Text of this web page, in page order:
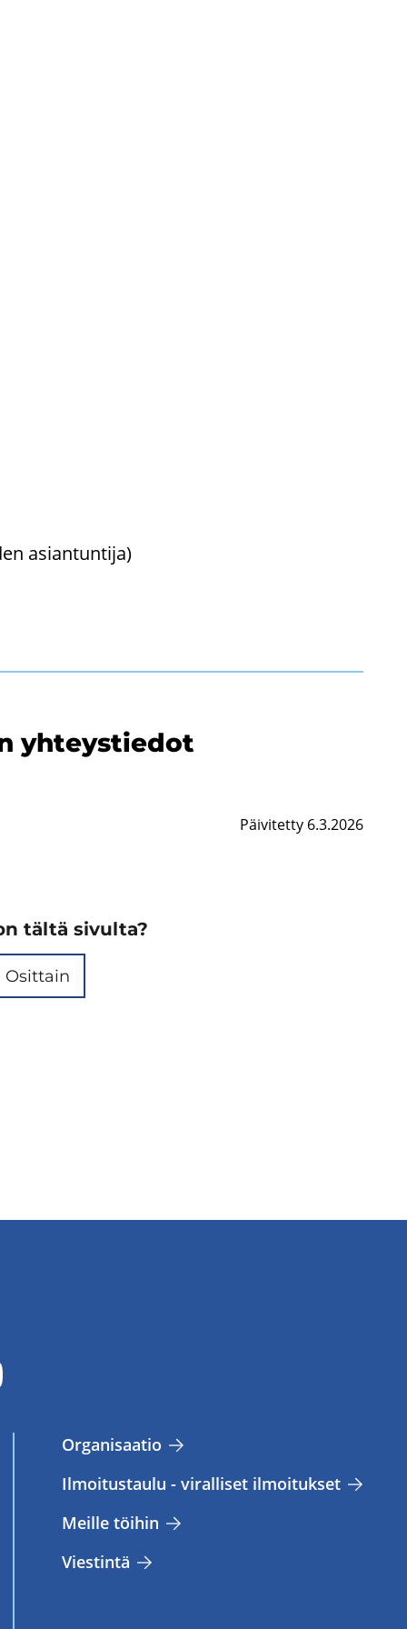
asian­tun­ti­ja)
yh­teys­tie­dot
Päivitetty 6.3.2026
tältä sivulta?
Osittain
Or­ga­ni­saa­tio
Il­moi­tus­tau­lu - vi­ral­li­set il­moi­tuk­set
Meil­le töi­hin
Vies­tin­tä